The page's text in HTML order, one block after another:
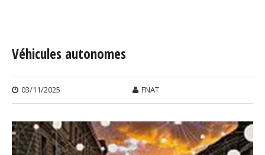
Véhicules autonomes
03/11/2025 FNAT